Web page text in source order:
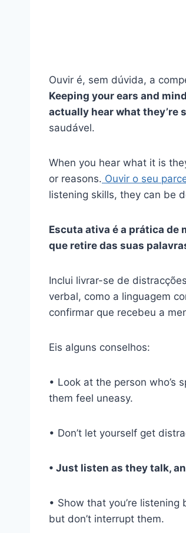
Ouvir é, sem dúvida, a
Keeping your ears and
actually hear what they’re
saudável.
When you hear what it is
or reasons. Ouvir o seu
listening skills, they can be
Escuta ativa é a prática de
que retire das suas
Inclui livrar-se de
verbal, como a linguagem
confirmar que recebeu a
Eis alguns conselhos:
• Look at the person who’s
them feel uneasy.
• Don’t let yourself get
• Just listen as they talk,
• Show that you’re
but don’t interrupt them.